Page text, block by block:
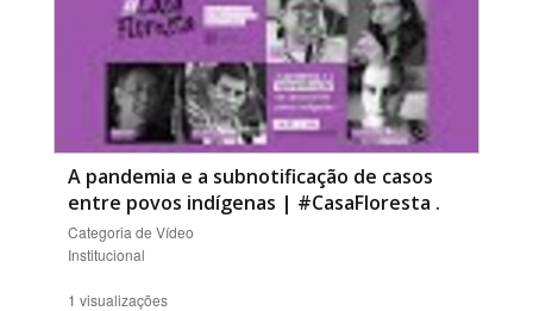
A pandemia e a subnotificação de casos
entre povos indígenas | #CasaFloresta .
Categoria de Vídeo
Institucional
1 visualizações